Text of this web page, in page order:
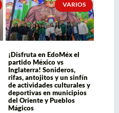
VARIOS
¡Disfruta en EdoMéx el
partido México vs
Inglaterra! Sonideros,
rifas, antojitos y un sinfín
de actividades culturales y
deportivas en municipios
del Oriente y Pueblos
Mágicos